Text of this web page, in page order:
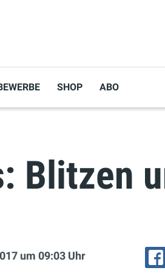
SHOP ABO
Blitzen
um 09:03 Uhr